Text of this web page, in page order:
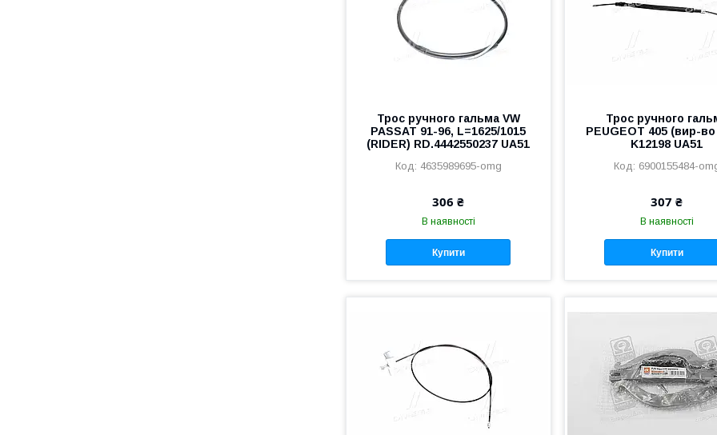
Трос ручного гальма VW
PASSAT 91-96, L=1625/1015
(RIDER) RD.4442550237 UA51
4635989695-omg
306 ₴
В наявності
Купити
Трос ручного
PEUGEOT 405 (вир-
K12198 UA51
6900155484-
307 ₴
В наявності
Купити